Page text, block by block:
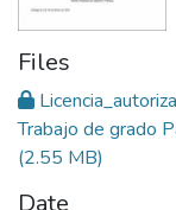
Files
Trabajo de grado
(2.55 MB)
Date